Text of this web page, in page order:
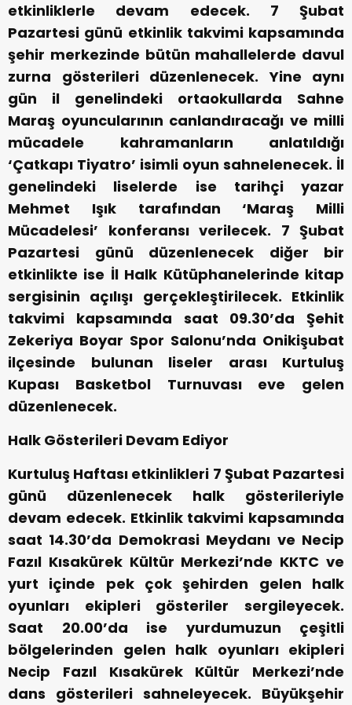
etkinliklerle devam edecek. 7 Şubat
Pazartesi günü etkinlik takvimi kapsamında
şehir merkezinde bütün mahallelerde davul
zurna gösterileri düzenlenecek. Yine aynı
gün il genelindeki ortaokullarda Sahne
Maraş oyuncularının canlandıracağı ve milli
mücadele kahramanların anlatıldığı
‘Çatkapı Tiyatro’ isimli oyun sahnelenecek. İl
genelindeki liselerde ise tarihçi yazar
Mehmet Işık tarafından ‘Maraş Milli
Mücadelesi’ konferansı verilecek. 7 Şubat
Pazartesi günü düzenlenecek diğer bir
etkinlikte ise İl Halk Kütüphanelerinde kitap
sergisinin açılışı gerçekleştirilecek. Etkinlik
takvimi kapsamında saat 09.30’da Şehit
Zekeriya Boyar Spor Salonu’nda Onikişubat
ilçesinde bulunan liseler arası Kurtuluş
Kupası Basketbol Turnuvası eve gelen
düzenlenecek.
Halk Gösterileri Devam Ediyor
Kurtuluş Haftası etkinlikleri 7 Şubat Pazartesi
günü düzenlenecek halk gösterileriyle
devam edecek. Etkinlik takvimi kapsamında
saat 14.30’da Demokrasi Meydanı ve Necip
Fazıl Kısakürek Kültür Merkezi’nde KKTC ve
yurt içinde pek çok şehirden gelen halk
oyunları ekipleri gösteriler sergileyecek.
Saat 20.00’da ise yurdumuzun çeşitli
bölgelerinden gelen halk oyunları ekipleri
Necip Fazıl Kısakürek Kültür Merkezi’nde
dans gösterileri sahneleyecek. Büyükşehir